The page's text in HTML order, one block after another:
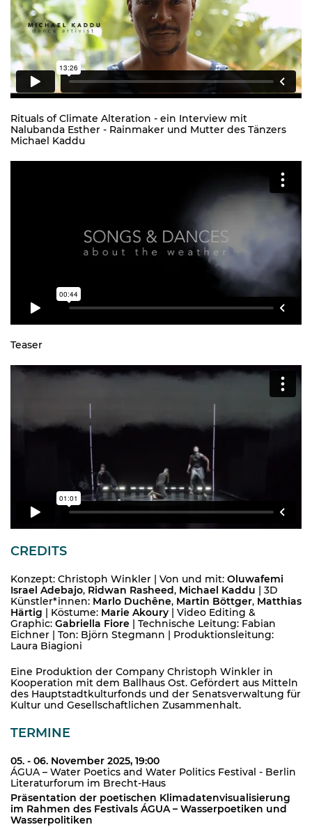
Rituals of Climate Alteration - ein Interview mit
Nalubanda Esther - Rainmaker und Mutter des Tänzers
Michael Kaddu
Teaser
CREDITS
Konzept: Christoph Winkler | Von und mit: Oluwafemi
Israel Adebajo, Ridwan Rasheed, Michael Kaddu | 3D
Künstler*innen: Marlo Duchêne, Martin Böttger, Matthias
Härtig | Köstume: Marie Akoury | Video Editing &
Graphic: Gabriella Fiore | Technische Leitung: Fabian
Eichner | Ton: Björn Stegmann | Produktionsleitung:
Laura Biagioni
Eine Produktion der Company Christoph Winkler in
Kooperation mit dem Ballhaus Ost. Gefördert aus Mitteln
des Hauptstadtkulturfonds und der Senatsverwaltung für
Kultur und Gesellschaftlichen Zusammenhalt.
TERMINE
05. - 06. November 2025, 19:00
ÁGUA – Water Poetics and Water Politics Festival - Berlin
Literaturforum im Brecht-Haus
Präsentation der poetischen Klimadatenvisualisierung
im Rahmen des Festivals ÁGUA – Wasserpoetiken und
Wasserpolitiken